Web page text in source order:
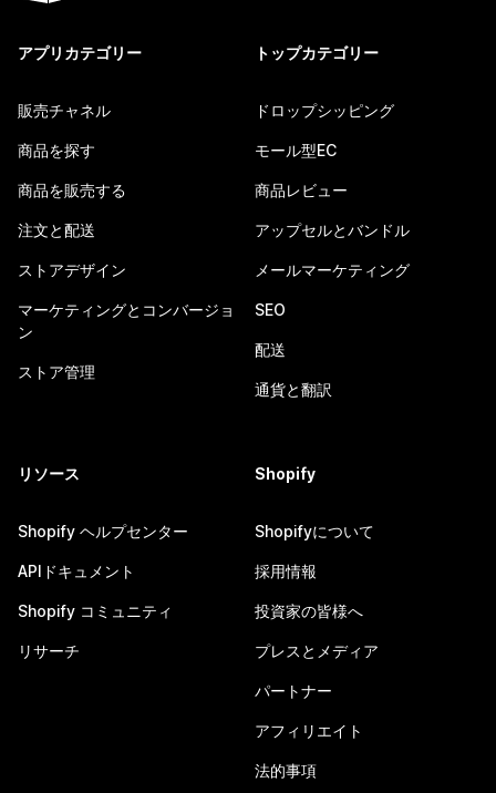
アプリカテゴリー
販売チャネル
商品を探す
商品を販売する
注文と配送
ストアデザイン
マーケティングとコンバージョ
ン
ストア管理
トップカテゴリー
ドロップシッピング
モール型EC
商品レビュー
アップセルとバンドル
メールマーケティング
SEO
配送
通貨と翻訳
リソース
Shopify ヘルプセンター
APIドキュメント
Shopify コミュニティ
リサーチ
Shopify
Shopifyについて
採用情報
投資家の皆様へ
プレスとメディア
パートナー
アフィリエイト
法的事項